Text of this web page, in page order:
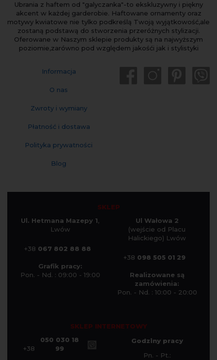
Ubrania z haftem od "galyczanka"-to ekskluzywny i piękny
akcent w każdej garderobie. Haftowane ornamenty oraz
motywy kwiatowe nie tylko podkreślą Twoją wyjątkowość,ale
zostaną podstawą do stworzenia przeróżnych stylizacji.
Oferowane w Naszym sklepie produkty są na najwyższym
poziomie,zarówno pod względem jakośći jak i stylistyki
Informacja
O nas
Zwroty i wymiany
Płatność i dostawa
Polityka prywatności
Blog
SKLEP
Ul. Hetmana Mazepy 1,
Lwów
+38 067 802 88 88
Grafik pracy:
Pon. - Nd. : 09:00 - 19:00
Ul Wałowa 2
(wejście od Placu
Halickiego) Lwów
+38 098 505 01 29
Realizowane są
zamówienia:
Pon. - Nd. : 10:00 - 20:00
SKLEP INTERNETOWY
+38
050 030 18
99
Godziny pracy
Pn. - Pt.: